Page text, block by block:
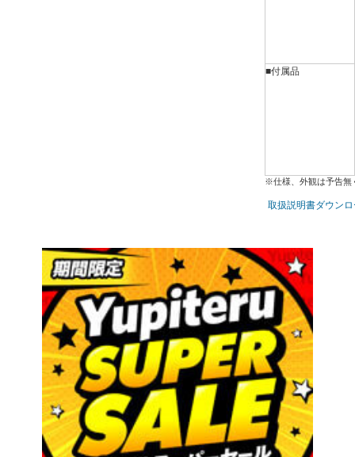
■付属品
※仕様、外観は予告無
取扱説明書ダウン